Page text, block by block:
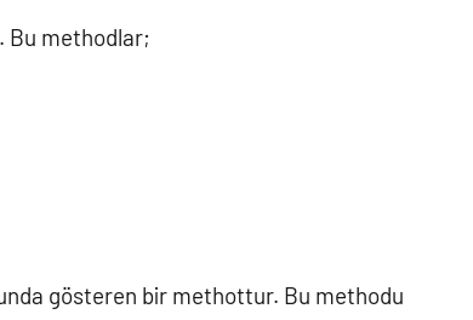
Bu methodlar;
gösteren bir methottur. Bu methodu